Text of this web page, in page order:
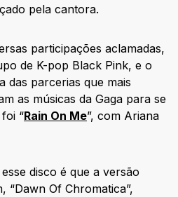
pela cantora.
participações aclamadas,
de K-pop Black Pink, e o
das parcerias que mais
as músicas da Gaga para se
“Rain On Me”, com Ariana
disco é que a versão
“Dawn Of Chromatica”,